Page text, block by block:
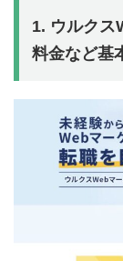
1. ウルクス
料金など基